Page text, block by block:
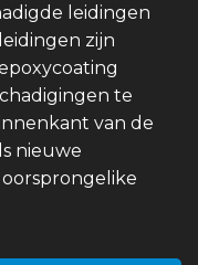
leidingen
zijn
te
van de
nieuwe